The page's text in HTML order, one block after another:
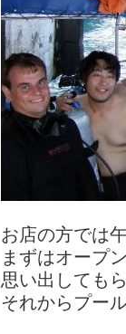
お店の方では
まずはオープ
思い出しても
それからプー